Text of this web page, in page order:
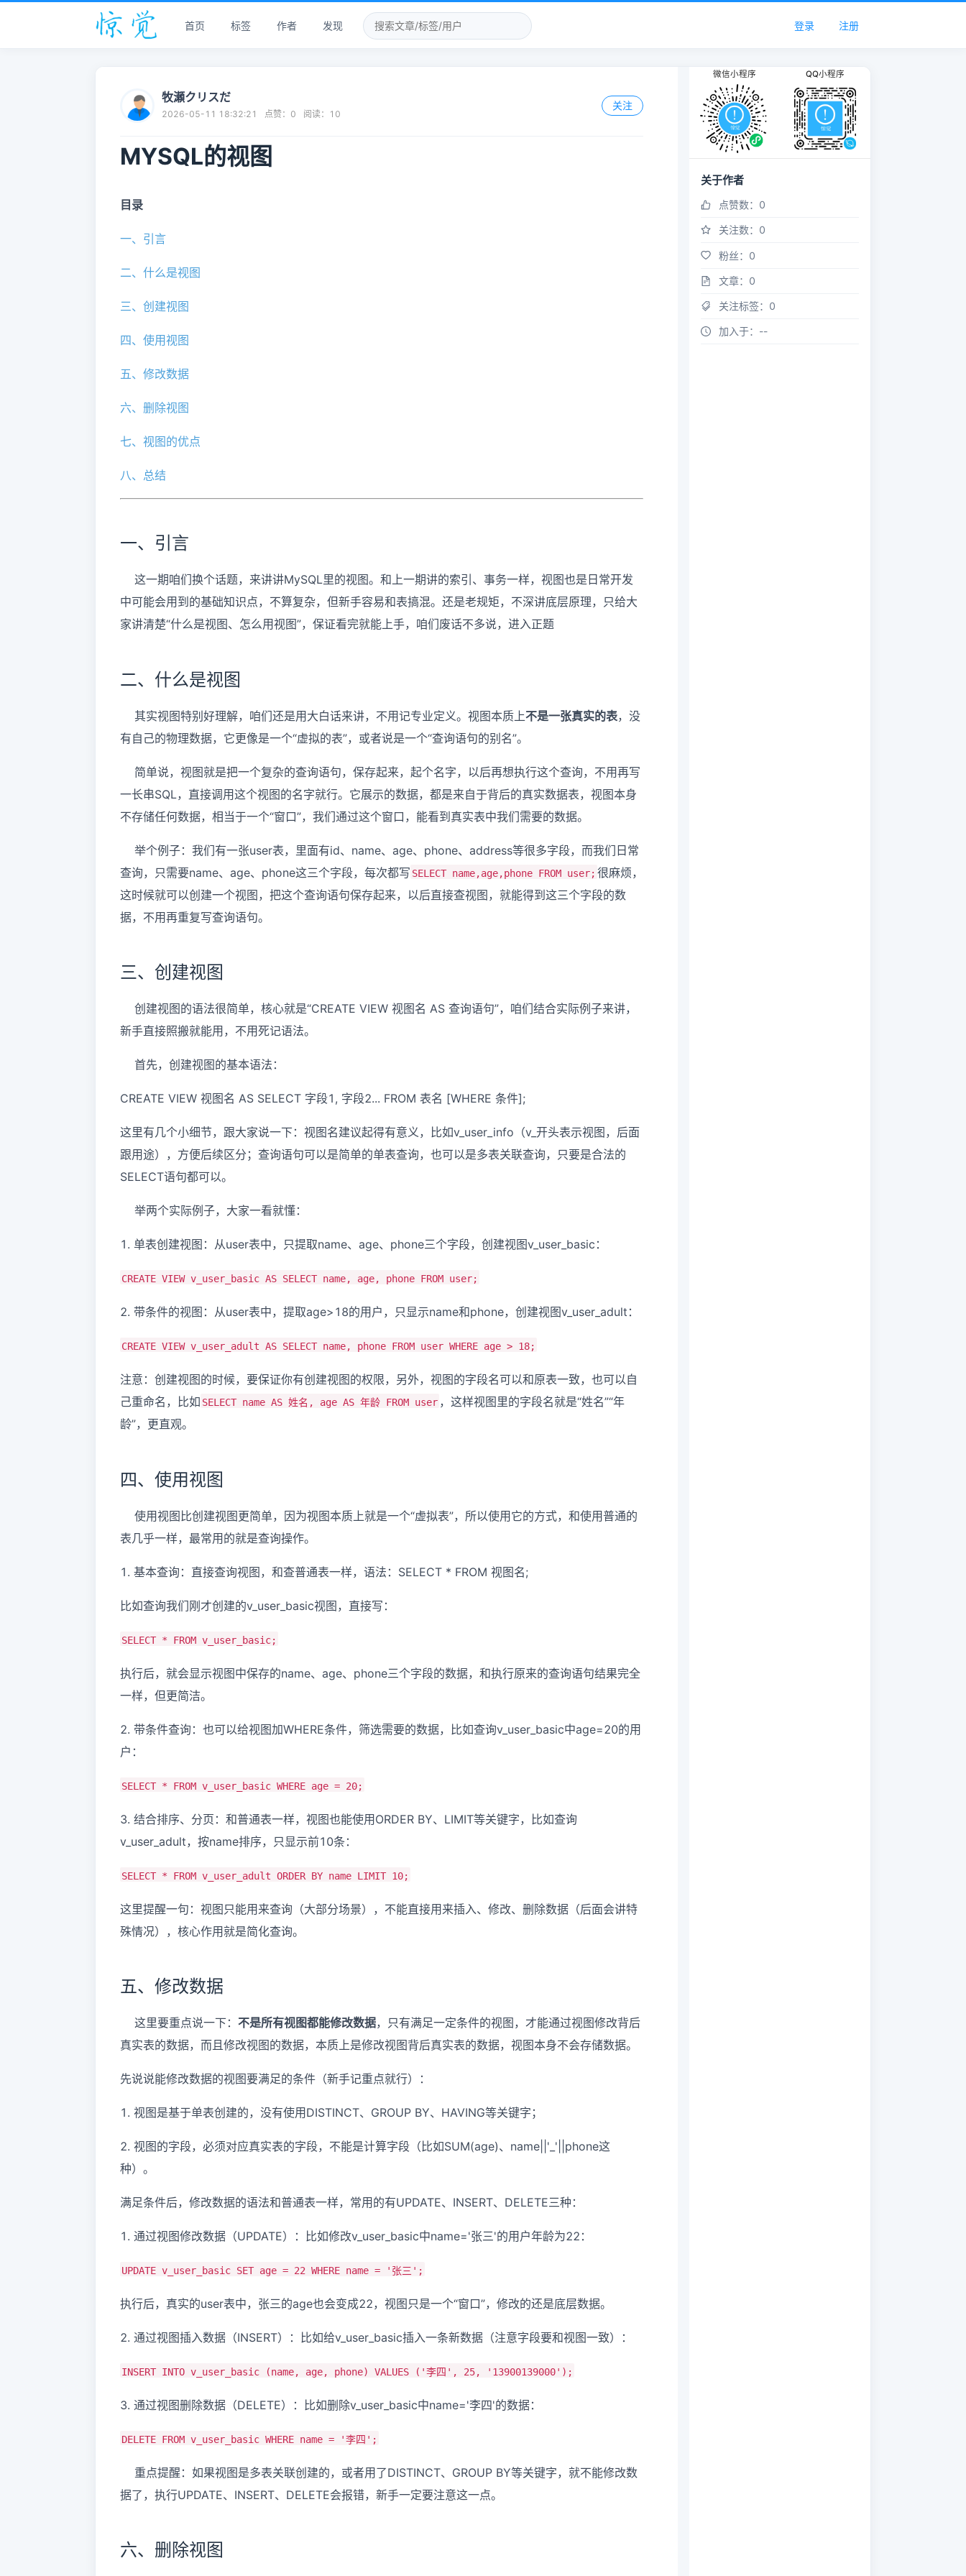
首页 标签 作者 发现 登录 注册
牧瀬クリスだ
2026-05-11 18:32:21 点赞： 0 阅读： 10
关注
MYSQL的视图
目录
一、引言
二、什么是视图
三、创建视图
四、使用视图
五、修改数据
六、删除视图
七、视图的优点
八、总结
一、引言
这一期咱们换个话题，来讲讲MySQL里的视图。和上一期讲的索引、事务一样，视图也是日常开发
中可能会用到的基础知识点，不算复杂，但新手容易和表搞混。还是老规矩，不深讲底层原理，只给大
家讲清楚“什么是视图、怎么用视图”，保证看完就能上手，咱们废话不多说，进入正题
二、什么是视图
其实视图特别好理解，咱们还是用大白话来讲，不用记专业定义。视图本质上不是一张真实的表，没
有自己的物理数据，它更像是一个“虚拟的表”，或者说是一个“查询语句的别名”。
简单说，视图就是把一个复杂的查询语句，保存起来，起个名字，以后再想执行这个查询，不用再写
一长串SQL，直接调用这个视图的名字就行。它展示的数据，都是来自于背后的真实数据表，视图本身
不存储任何数据，相当于一个“窗口”，我们通过这个窗口，能看到真实表中我们需要的数据。
举个例子：我们有一张user表，里面有id、name、age、phone、address等很多字段，而我们日常
查询，只需要name、age、phone这三个字段，每次都写 SELECT name,age,phone FROM user; 很麻烦，
这时候就可以创建一个视图，把这个查询语句保存起来，以后直接查视图，就能得到这三个字段的数
据，不用再重复写查询语句。
三、创建视图
创建视图的语法很简单，核心就是“CREATE VIEW 视图名 AS 查询语句”，咱们结合实际例子来讲，
新手直接照搬就能用，不用死记语法。
首先，创建视图的基本语法：
CREATE VIEW 视图名 AS SELECT 字段1, 字段2... FROM 表名 [WHERE 条件];
这里有几个小细节，跟大家说一下：视图名建议起得有意义，比如v_user_info（v_开头表示视图，后面
跟用途），方便后续区分；查询语句可以是简单的单表查询，也可以是多表关联查询，只要是合法的
SELECT语句都可以。
举两个实际例子，大家一看就懂：
1. 单表创建视图：从user表中，只提取name、age、phone三个字段，创建视图v_user_basic：
CREATE VIEW v_user_basic AS SELECT name, age, phone FROM user;
2. 带条件的视图：从user表中，提取age>18的用户，只显示name和phone，创建视图v_user_adult：
CREATE VIEW v_user_adult AS SELECT name, phone FROM user WHERE age > 18;
注意：创建视图的时候，要保证你有创建视图的权限，另外，视图的字段名可以和原表一致，也可以自
己重命名，比如 SELECT name AS 姓名, age AS 年龄 FROM user ，这样视图里的字段名就是“姓名”“年
龄”，更直观。
四、使用视图
使用视图比创建视图更简单，因为视图本质上就是一个“虚拟表”，所以使用它的方式，和使用普通的
表几乎一样，最常用的就是查询操作。
1. 基本查询：直接查询视图，和查普通表一样，语法：SELECT * FROM 视图名;
比如查询我们刚才创建的v_user_basic视图，直接写：
SELECT * FROM v_user_basic;
执行后，就会显示视图中保存的name、age、phone三个字段的数据，和执行原来的查询语句结果完全
一样，但更简洁。
2. 带条件查询：也可以给视图加WHERE条件，筛选需要的数据，比如查询v_user_basic中age=20的用
户：
SELECT * FROM v_user_basic WHERE age = 20;
3. 结合排序、分页：和普通表一样，视图也能使用ORDER BY、LIMIT等关键字，比如查询
v_user_adult，按name排序，只显示前10条：
SELECT * FROM v_user_adult ORDER BY name LIMIT 10;
这里提醒一句：视图只能用来查询（大部分场景），不能直接用来插入、修改、删除数据（后面会讲特
殊情况），核心作用就是简化查询。
五、修改数据
这里要重点说一下： 不是所有视图都能修改数据，只有满足一定条件的视图，才能通过视图修改背后
真实表的数据，而且修改视图的数据，本质上是修改视图背后真实表的数据，视图本身不会存储数据。
先说说能修改数据的视图要满足的条件（新手记重点就行）：
1. 视图是基于单表创建的，没有使用DISTINCT、GROUP BY、HAVING等关键字；
2. 视图的字段，必须对应真实表的字段，不能是计算字段（比如SUM(age)、name||'_'||phone这
种）。
满足条件后，修改数据的语法和普通表一样，常用的有UPDATE、INSERT、DELETE三种：
1. 通过视图修改数据（UPDATE）：比如修改v_user_basic中name='张三'的用户年龄为22：
UPDATE v_user_basic SET age = 22 WHERE name = '张三';
执行后，真实的user表中，张三的age也会变成22，视图只是一个“窗口”，修改的还是底层数据。
2. 通过视图插入数据（INSERT）：比如给v_user_basic插入一条新数据（注意字段要和视图一致）：
INSERT INTO v_user_basic (name, age, phone) VALUES ('李四', 25, '13900139000');
3. 通过视图删除数据（DELETE）：比如删除v_user_basic中name='李四'的数据：
DELETE FROM v_user_basic WHERE name = '李四';
重点提醒：如果视图是多表关联创建的，或者用了DISTINCT、GROUP BY等关键字，就不能修改数
据了，执行UPDATE、INSERT、DELETE会报错，新手一定要注意这一点。
六、删除视图
微信小程序 QQ小程序
关于作者
点赞数： 0
关注数： 0
粉丝： 0
文章： 0
关注标签： 0
加入于： --